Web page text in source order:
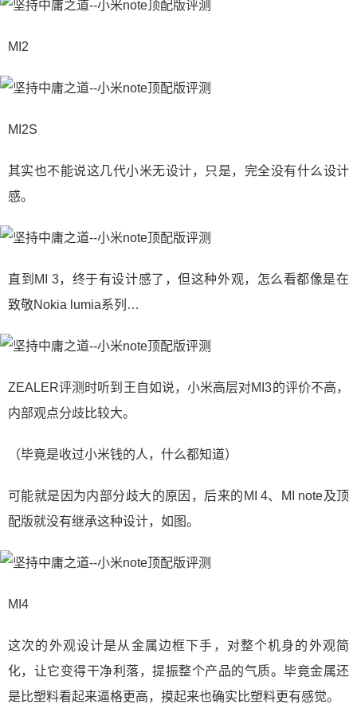
MI2
MI2S
其实也不能说这几代小米无设计，只是，完全没有什么设计
感。
直到MI 3，终于有设计感了，但这种外观，怎么看都像是在
致敬Nokia lumia系列…
ZEALER评测时听到王自如说，小米高层对MI3的评价不高，
内部观点分歧比较大。
（毕竟是收过小米钱的人，什么都知道）
可能就是因为内部分歧大的原因，后来的MI 4、MI note及顶
配版就没有继承这种设计，如图。
MI4
这次的外观设计是从金属边框下手，对整个机身的外观简
化，让它变得干净利落，提振整个产品的气质。毕竟金属还
是比塑料看起来逼格更高，摸起来也确实比塑料更有感觉。